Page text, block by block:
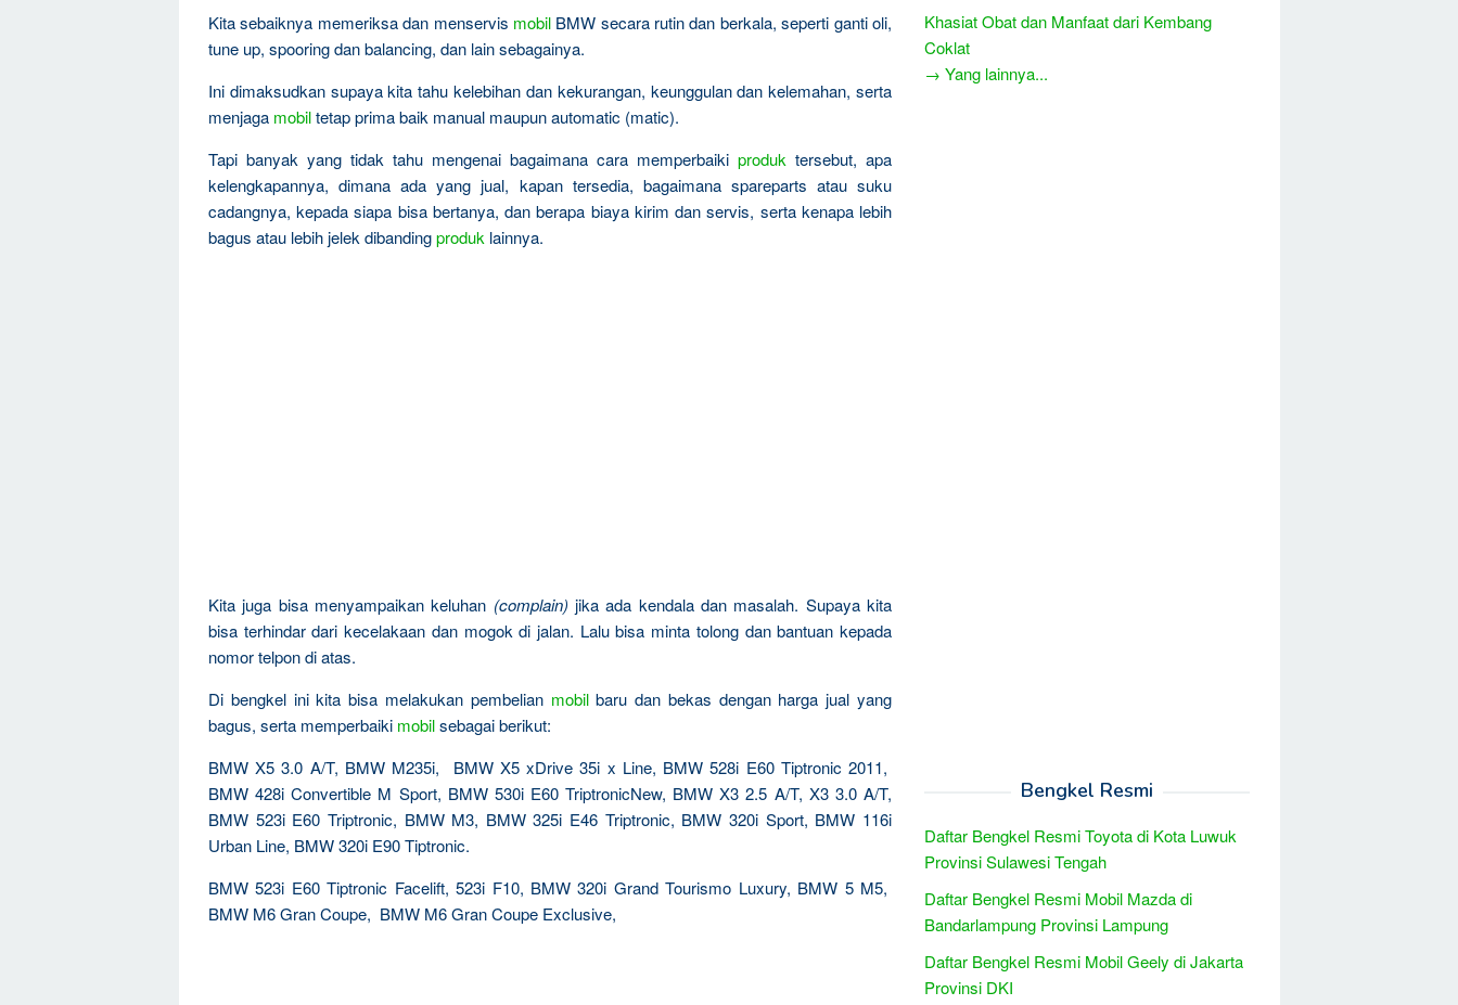
Kita sebaiknya memeriksa dan menservis mobilBMW secara rutin dan berkala, seperti ganti oli,
tune up, spooring dan balancing, dan lain sebagainya.
Ini dimaksudkan supaya kita tahu kelebihan dan kekurangan, keunggulan dan kelemahan, serta
menjaga mobiltetap prima baik manual maupun automatic (matic).
Tapi banyak yang tidak tahu mengenai bagaimana cara memperbaiki produk tersebut, apa
kelengkapannya, dimana ada yang jual, kapan tersedia, bagaimana spareparts atau suku
cadangnya, kepada siapa bisa bertanya, dan berapa biaya kirim dan servis, serta kenapa lebih
bagus atau lebih jelek dibandingproduk lainnya.
Kita juga bisa menyampaikan keluhan (complain) jika ada kendala dan masalah. Supaya kita
bisa terhindar dari kecelakaan dan mogok di jalan. Lalu bisa minta tolong dan bantuan kepada
nomor telpon di atas.
Di bengkel ini kita bisa melakukan pembelian mobilbaru dan bekas dengan harga jual yang
bagus, serta memperbaiki mobilsebagai berikut:
BMW X5 3.0 A/T, BMW M235i, BMW X5 xDrive 35i x Line, BMW 528i E60 Tiptronic 2011,
BMW 428i Convertible M Sport, BMW 530i E60 TriptronicNew, BMW X3 2.5 A/T, X3 3.0 A/T,
BMW 523i E60 Triptronic, BMW M3, BMW 325i E46 Triptronic, BMW 320i Sport, BMW 116i
Urban Line, BMW 320i E90 Tiptronic.
BMW 523i E60 Tiptronic Facelift, 523i F10, BMW 320i Grand Tourismo Luxury, BMW 5 M5,
BMW M6 Gran Coupe, BMW M6 Gran Coupe Exclusive,
Khasiat Obat dan Manfaat dari Kembang
Coklat
→ Yang lainnya...
Bengkel Resmi
Daftar Bengkel Resmi Toyota di Kota Luwuk
Provinsi Sulawesi Tengah
Daftar Bengkel Resmi Mobil Mazda di
Bandarlampung Provinsi Lampung
Daftar Bengkel Resmi Mobil Geely di Jakarta
Provinsi DKI